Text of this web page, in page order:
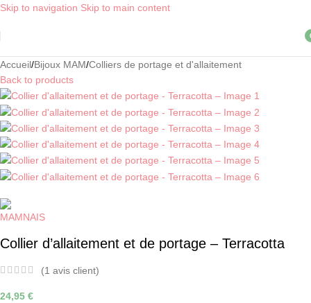
Skip to navigation Skip to main content
Accueil/Bijoux MAM/Colliers de portage et d'allaitement
Back to products
Collier d’allaitement et de portage – Terracotta
(1 avis client)
24,95 €